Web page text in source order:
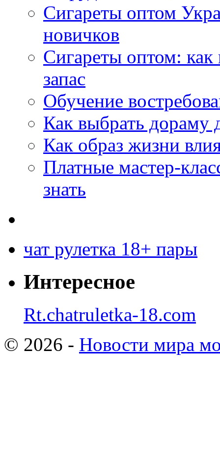
Сигареты оптом
новичков
Сигареты оптом:
запас
Обучение
Как выбрать дораму
Как образ жизни
Платные мастер-
знать
чат рулетка 18+ пары
Интересное
Rt.chatruletka-18.com
© 2026 - Новости мира